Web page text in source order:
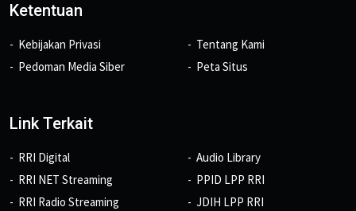
Ketentuan
Kebijakan Privasi
Pedoman Media Siber
Tentang Kami
Peta Situs
Link Terkait
RRI Digital
RRI NET Streaming
RRI Radio Streaming
Audio Library
PPID LPP RRI
JDIH LPP RRI